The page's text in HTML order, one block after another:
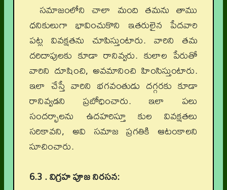
సమాజంలోని చాలా మంది తమను తాము
ధనికులుగా భావించుకొని ఇతరులైన పేదవారి
పట్ల వివక్షతను చూపిస్తుంటారు. వారిని తమ
దరిదాపులకు కూడా రానివ్వరు. కులాల పేరుతో
వారిని దూషించి, అవమానించి హింసిస్తుంటారు.
ఇలా చేస్తే వారిని భగవంతుడు దగ్గరకు కూడా
రానివ్వడని ప్రబోధించారు. ఇలా పలు
సందర్భాలను ఉదహరిస్తూ కుల వివక్షతలు
సరికావని, అవి సమాజ ప్రగతికి ఆటంకాలని
సూచించారు.
6.3 .విగ్రహ పూజ నిరసన: